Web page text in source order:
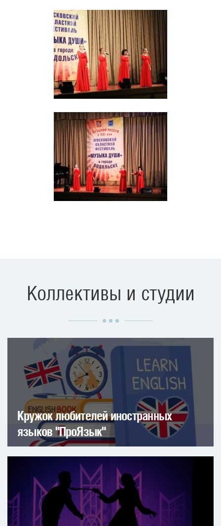
Коллективы и студии
Кружок любителей иностранных
языков "ПроЯзык"